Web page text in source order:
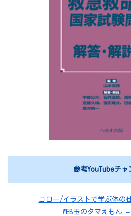
参考YouTubeチャ
ゴロー/イラストで学ぶ体の
WEB玉のタマえもん